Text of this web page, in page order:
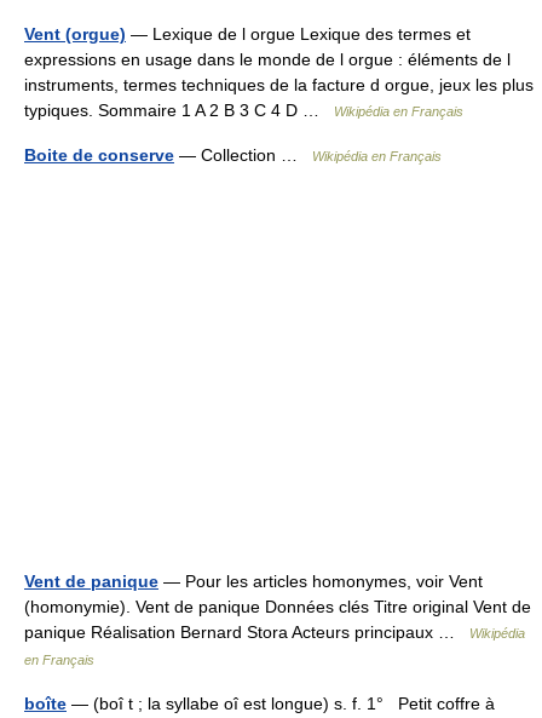
Vent (orgue) — Lexique de l orgue Lexique des termes et
expressions en usage dans le monde de l orgue : éléments de l
instruments, termes techniques de la facture d orgue, jeux les plus
typiques. Sommaire 1 A 2 B 3 C 4 D …
Wikipédia en Français
Boite de conserve — Collection … Wikipédia en Français
Vent de panique — Pour les articles homonymes, voir Vent
(homonymie). Vent de panique Données clés Titre original Vent de
panique Réalisation Bernard Stora Acteurs principaux …
Wikipédia
en Français
boîte — (boî t ; la syllabe oî est longue) s. f. 1° Petit coffre à